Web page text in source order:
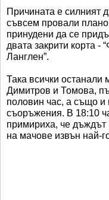
Причината е силният
съвсем провали
принудени да се
двата закрити корта -
Ланглен”.
Така всички останали
Димитров и Томова,
половин час, а също и
съоръжения. В 18:10
примириха, че
на мачове извън най-